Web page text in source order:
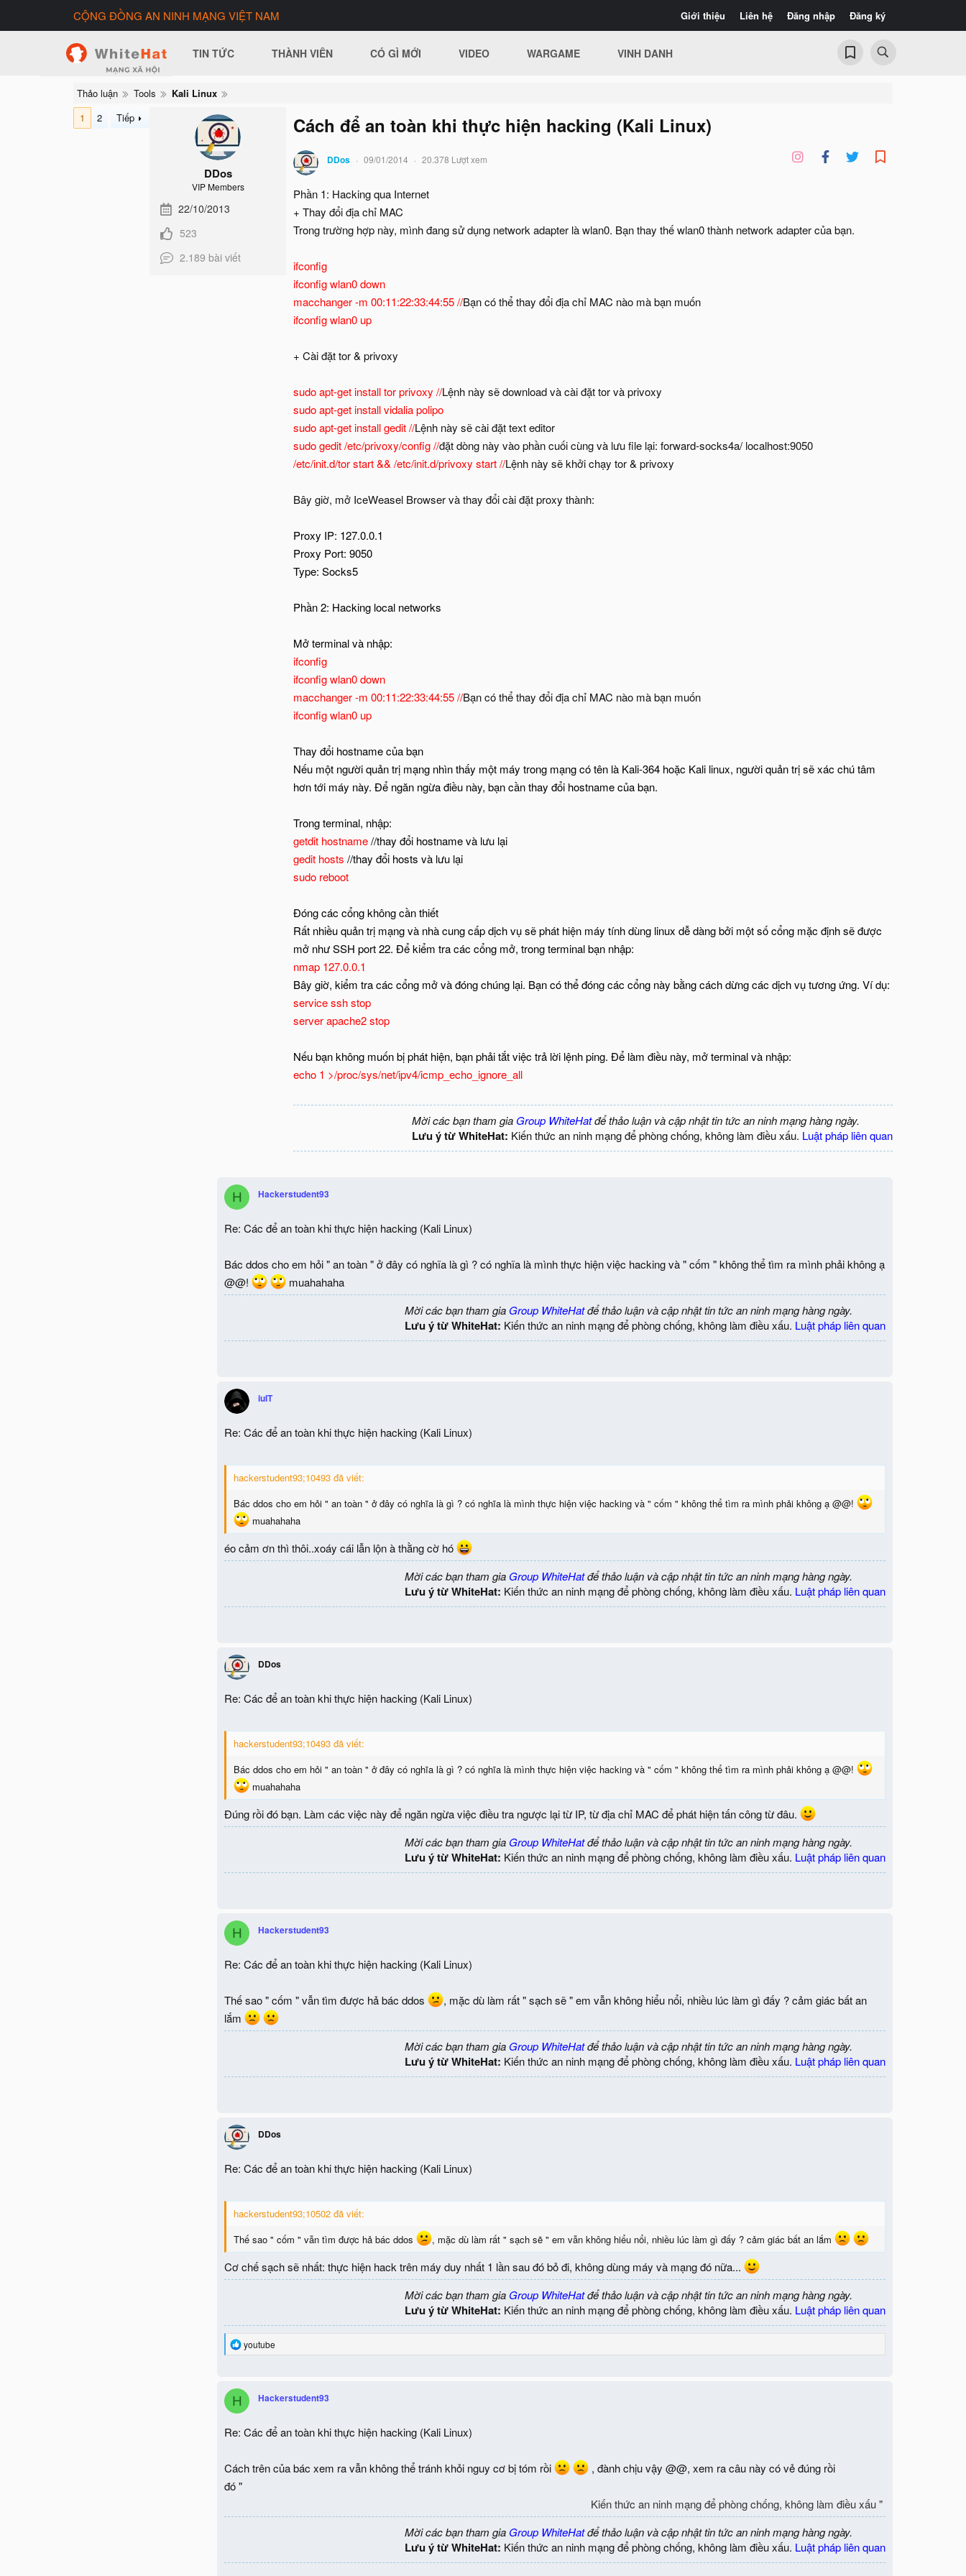
Giới thiệu Liên hệ Đăng nhập Đăng ký
CỘNG ĐỒNG AN NINH MẠNG VIỆT NAM
TIN TỨC THÀNH VIÊN CÓ GÌ MỚI VIDEO WARGAME VINH DANH
Thảo luận Tools
Kali Linux
1
2 Tiếp
DDos
VIP Members
22/10/2013
523
2.189 bài viết
Cách để an toàn khi thực hiện hacking (Kali Linux)
DDos 09/01/2014 20.378 Lượt xem
Phần 1: Hacking qua Internet
+ Thay đổi địa chỉ MAC
Trong trường hợp này, mình đang sử dụng network adapter là wlan0. Bạn thay thế wlan0 thành network adapter của bạn.
ifconfig
ifconfig wlan0 down
macchanger -m 00:11:22:33:44:55 //Bạn có thể thay đổi địa chỉ MAC nào mà bạn muốn
ifconfig wlan0 up
+ Cài đặt tor & privoxy
sudo apt-get install tor privoxy //Lệnh này sẽ download và cài đặt tor và privoxy
sudo apt-get install vidalia polipo
sudo apt-get install gedit //Lệnh này sẽ cài đặt text editor
sudo gedit /etc/privoxy/config //đặt dòng này vào phần cuối cùng và lưu file lại: forward-socks4a/ localhost:9050
/etc/init.d/tor start && /etc/init.d/privoxy start //Lệnh này sẽ khởi chạy tor & privoxy
Bây giờ, mở IceWeasel Browser và thay đổi cài đặt proxy thành:
Proxy IP: 127.0.0.1
Proxy Port: 9050
Type: Socks5
Phần 2: Hacking local networks
Mở terminal và nhập:
ifconfig
ifconfig wlan0 down
macchanger -m 00:11:22:33:44:55 //Bạn có thể thay đổi địa chỉ MAC nào mà bạn muốn
ifconfig wlan0 up
Thay đổi hostname của bạn
Nếu một người quản trị mạng nhìn thấy một máy trong mạng có tên là Kali-364 hoặc Kali linux, người quản trị sẽ xác chú tâm
hơn tới máy này. Để ngăn ngừa điều này, bạn cần thay đổi hostname của bạn.
Trong terminal, nhập:
getdit hostname//thay đổi hostname và lưu lại
gedit hosts//thay đổi hosts và lưu lại
sudo reboot
Đóng các cổng không cần thiết
Rất nhiều quản trị mạng và nhà cung cấp dịch vụ sẽ phát hiện máy tính dùng linux dễ dàng bởi một số cổng mặc định sẽ được
mở như SSH port 22. Để kiểm tra các cổng mở, trong terminal bạn nhập:
nmap 127.0.0.1
Bây giờ, kiểm tra các cổng mở và đóng chúng lại. Bạn có thể đóng các cổng này bằng cách dừng các dịch vụ tương ứng. Ví dụ:
service ssh stop
server apache2 stop
Nếu bạn không muốn bị phát hiện, bạn phải tắt việc trả lời lệnh ping. Để làm điều này, mở terminal và nhập:
echo 1 >/proc/sys/net/ipv4/icmp_echo_ignore_all
Mời các bạn tham gia Group WhiteHatđể thảo luận và cập nhật tin tức an ninh mạng hàng ngày.
Lưu ý từ WhiteHat: Kiến thức an ninh mạng để phòng chống, không làm điều xấu. Luật pháp liên quan
H Hackerstudent93
Re: Các để an toàn khi thực hiện hacking (Kali Linux)
Bác ddos cho em hỏi " an toàn " ở đây có nghĩa là gì ? có nghĩa là mình thực hiện việc hacking và " cốm " không thể tìm ra mình phải không ạ
@@!
muahahaha
Mời các bạn tham gia Group WhiteHatđể thảo luận và cập nhật tin tức an ninh mạng hàng ngày.
Lưu ý từ WhiteHat: Kiến thức an ninh mạng để phòng chống, không làm điều xấu. Luật pháp liên quan
iuIT
Re: Các để an toàn khi thực hiện hacking (Kali Linux)
hackerstudent93;10493 đã viết:
Bác ddos cho em hỏi " an toàn " ở đây có nghĩa là gì ? có nghĩa là mình thực hiện việc hacking và " cốm " không thể tìm ra mình phải không ạ @@!
muahahaha
éo cảm ơn thì thôi..xoáy cái lẫn lộn à thằng cờ hó
Mời các bạn tham gia Group WhiteHatđể thảo luận và cập nhật tin tức an ninh mạng hàng ngày.
Lưu ý từ WhiteHat: Kiến thức an ninh mạng để phòng chống, không làm điều xấu. Luật pháp liên quan
DDos
Re: Các để an toàn khi thực hiện hacking (Kali Linux)
hackerstudent93;10493 đã viết:
Bác ddos cho em hỏi " an toàn " ở đây có nghĩa là gì ? có nghĩa là mình thực hiện việc hacking và " cốm " không thể tìm ra mình phải không ạ @@!
muahahaha
Đúng rồi đó bạn. Làm các việc này để ngăn ngừa việc điều tra ngược lại từ IP, từ địa chỉ MAC để phát hiện tấn công từ đâu.
Mời các bạn tham gia Group WhiteHatđể thảo luận và cập nhật tin tức an ninh mạng hàng ngày.
Lưu ý từ WhiteHat: Kiến thức an ninh mạng để phòng chống, không làm điều xấu. Luật pháp liên quan
H Hackerstudent93
Re: Các để an toàn khi thực hiện hacking (Kali Linux)
Thế sao " cốm " vẫn tìm được hả bác ddos
, mặc dù làm rất " sạch sẽ " em vẫn không hiểu nổi, nhiều lúc làm gì đấy ? cảm giác bất an
lắm
Mời các bạn tham gia Group WhiteHatđể thảo luận và cập nhật tin tức an ninh mạng hàng ngày.
Lưu ý từ WhiteHat: Kiến thức an ninh mạng để phòng chống, không làm điều xấu. Luật pháp liên quan
DDos
Re: Các để an toàn khi thực hiện hacking (Kali Linux)
hackerstudent93;10502 đã viết:
Thế sao " cốm " vẫn tìm được hả bác ddos
, mặc dù làm rất " sạch sẽ " em vẫn không hiểu nổi, nhiều lúc làm gì đấy ? cảm giác bất an lắm
Cơ chế sạch sẽ nhất: thực hiện hack trên máy duy nhất 1 lần sau đó bỏ đi, không dùng máy và mạng đó nữa...
Mời các bạn tham gia Group WhiteHatđể thảo luận và cập nhật tin tức an ninh mạng hàng ngày.
Lưu ý từ WhiteHat: Kiến thức an ninh mạng để phòng chống, không làm điều xấu. Luật pháp liên quan
R
e
t
o
s
youtube
H Hackerstudent93
Re: Các để an toàn khi thực hiện hacking (Kali Linux)
Cách trên của bác xem ra vẫn không thể tránh khỏi nguy cơ bị tóm rồi
, đành chịu vậy @@, xem ra câu này có vẻ đúng rồi
đó "
Kiến thức an ninh mạng để phòng chống, không làm điều xấu "
Mời các bạn tham gia Group WhiteHatđể thảo luận và cập nhật tin tức an ninh mạng hàng ngày.
Lưu ý từ WhiteHat: Kiến thức an ninh mạng để phòng chống, không làm điều xấu. Luật pháp liên quan